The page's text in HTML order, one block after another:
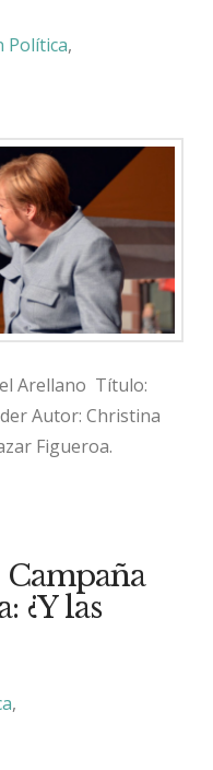
Política,
Arellano Título:
Autor: Christina
Figueroa.
Campaña
¿Y las
,